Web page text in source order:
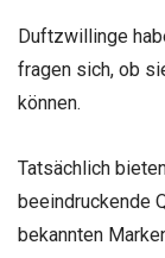
Duftzwillinge
fragen sich, ob
können.
Tatsächlich
beeindruckende
bekannten